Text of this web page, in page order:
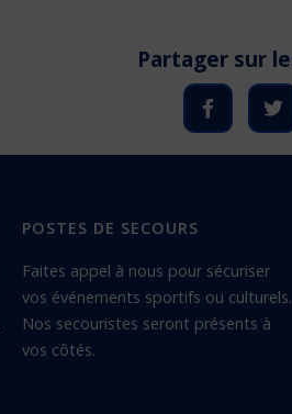
POSTES DE SECOURS
Faites appel à nous pour sécuriser
vos événements sportifs ou culturels.
Nos secouristes seront présents à
vos côtés.